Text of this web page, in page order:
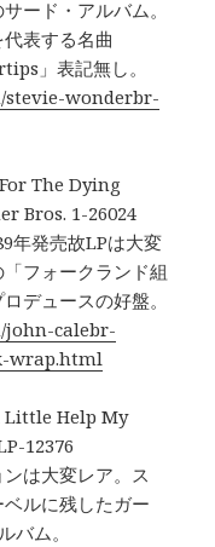
ード・アルバム。
表する名曲
」表記無し。
stevie-wonderbr-
The Dying
Bros. 1-26024
年発売故LPは大変
フォークランド組
デュースの好盤。
john-calebr-
wrap.html
Little Help My
12376
は大変レア。ス
ルに残したガー
バム。